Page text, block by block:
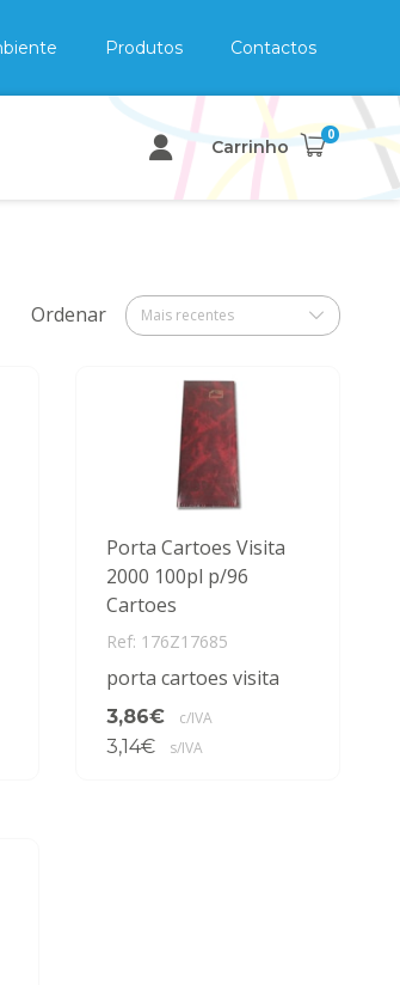
Produtos Contactos
Carrinho
0
Ordenar Mais recentes
Porta Cartoes Visita
2000 100pl p/96
Cartoes
Ref: 176Z17685
porta cartoes visita
3,86€ c/IVA
3,14€ s/IVA